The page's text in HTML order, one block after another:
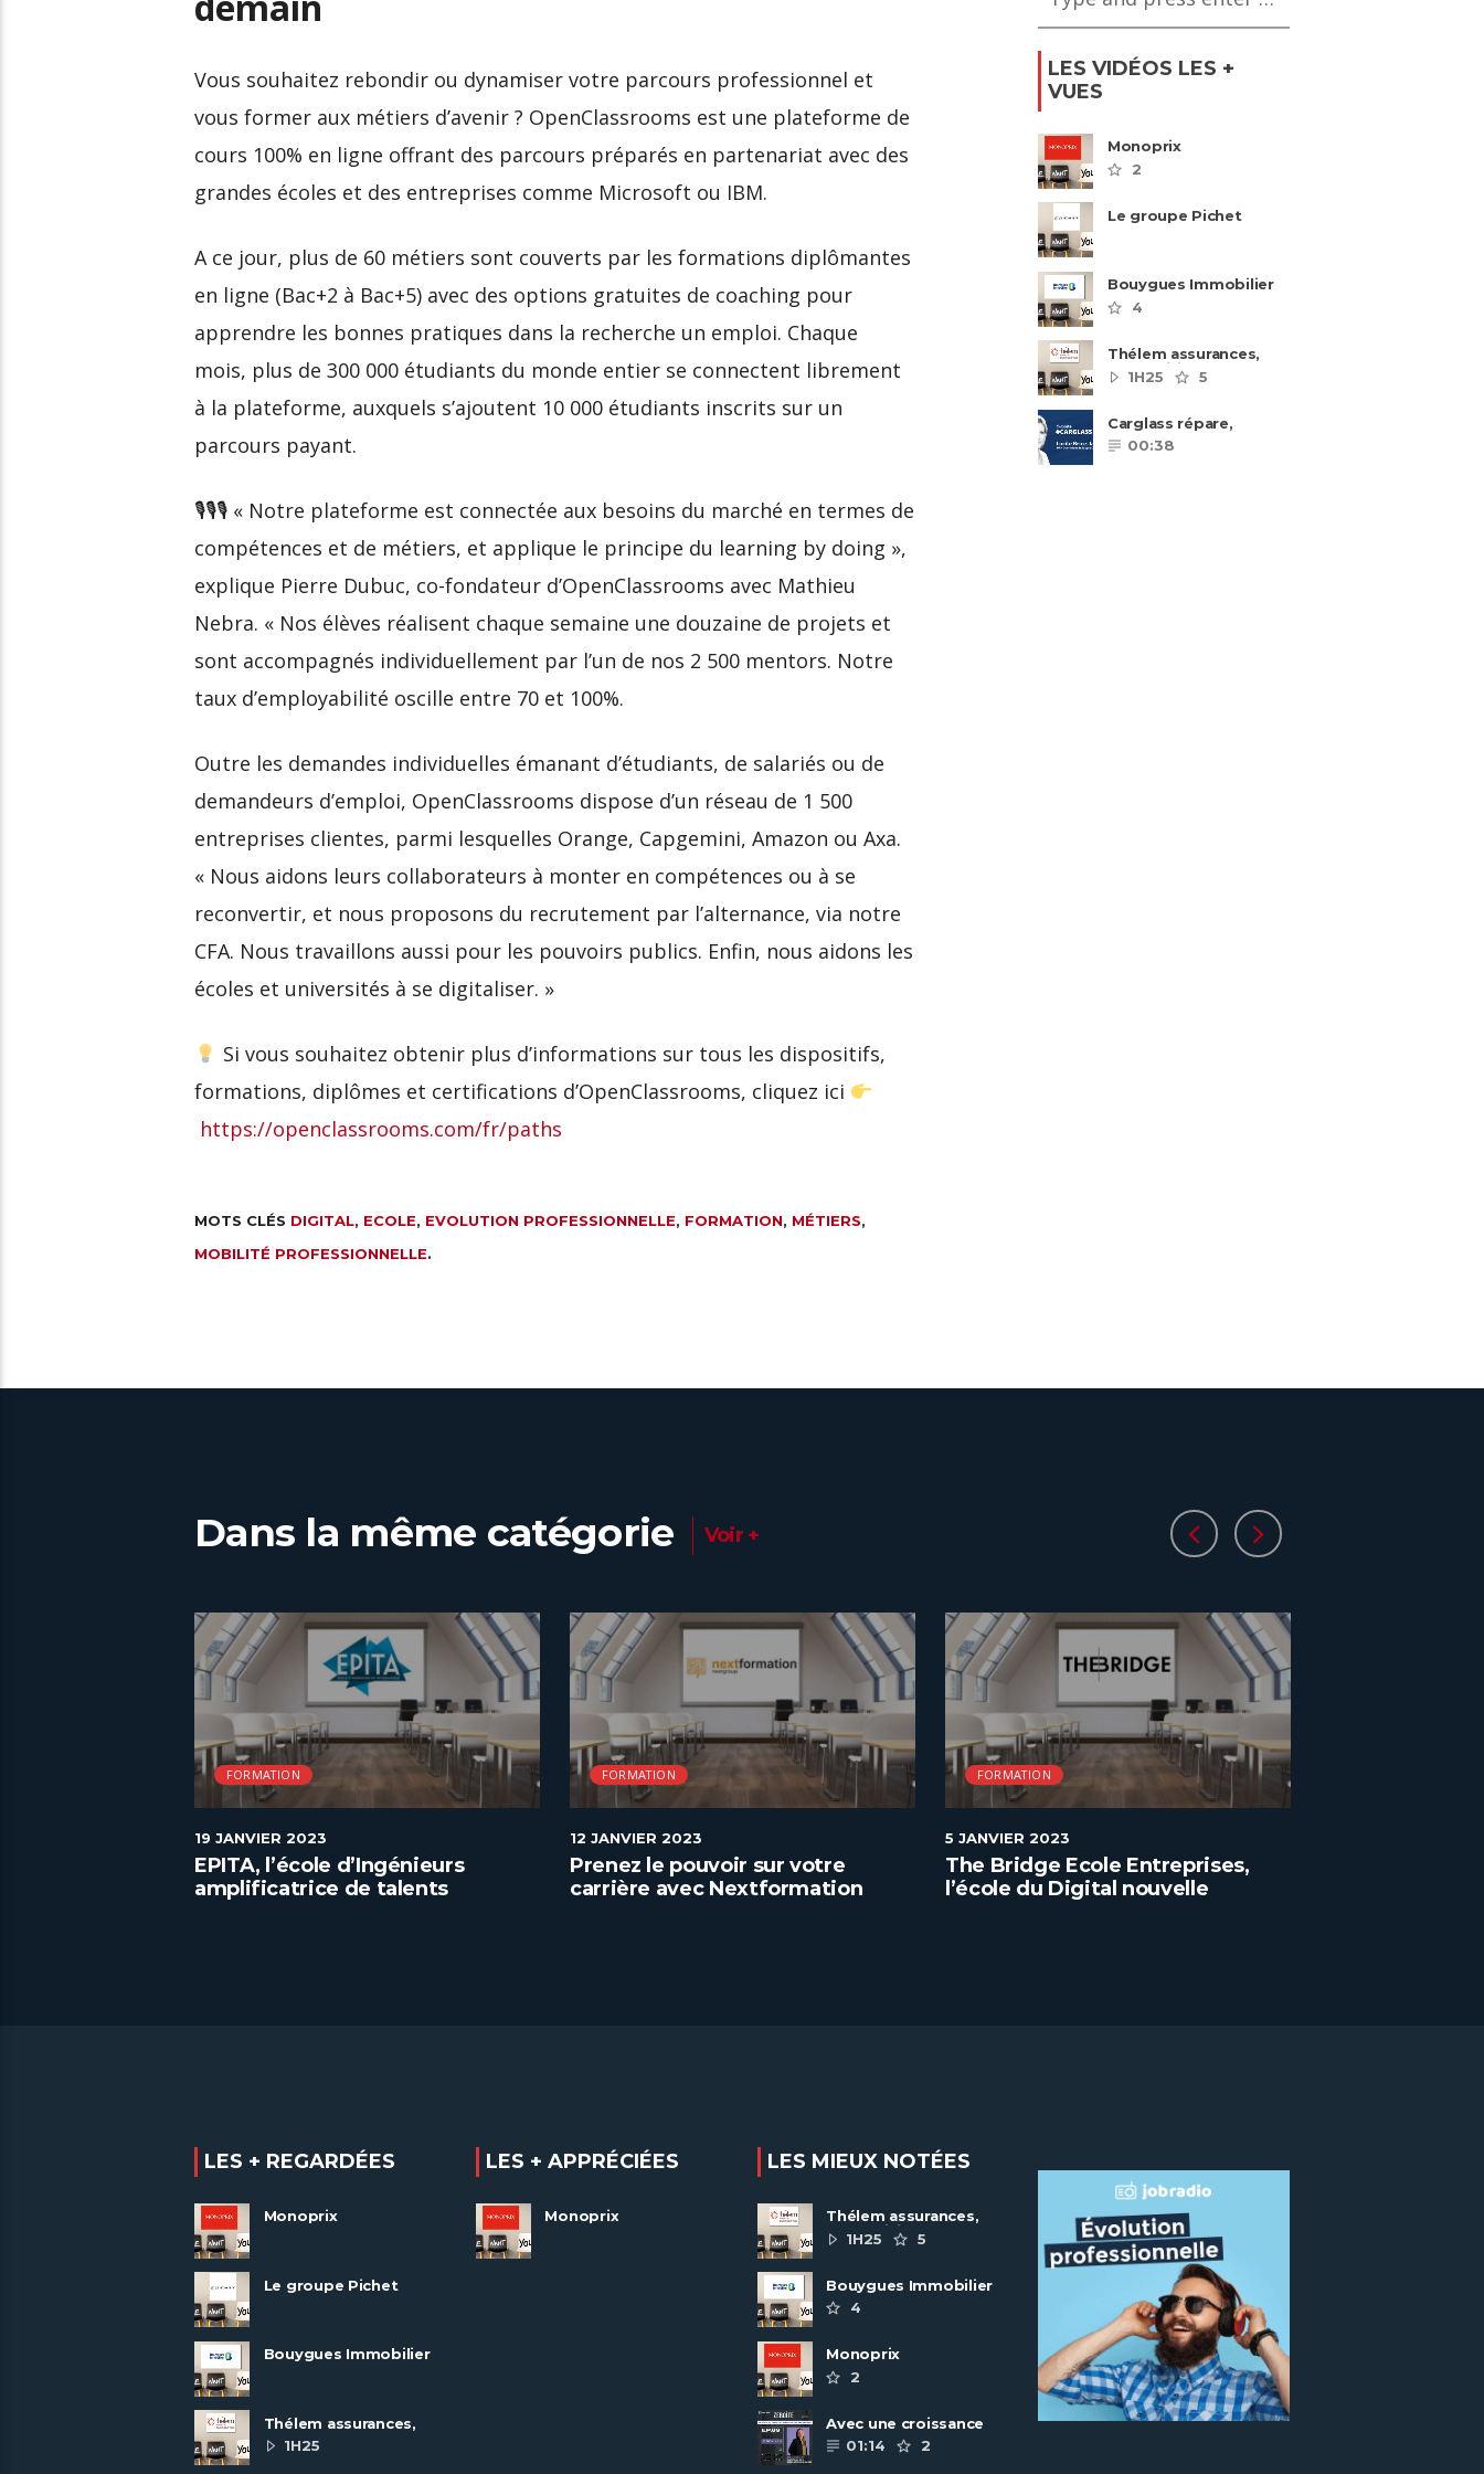
Vous souhaitez rebondir ou dynamiser votre parcours professionnel et
vous former aux métiers d’avenir ? OpenClassrooms est une plateforme de
cours 100% en ligne offrant des parcours préparés en partenariat avec des
grandes écoles et des entreprises comme Microsoft ou IBM.
A ce jour, plus de 60 métiers sont couverts par les formations diplômantes
en ligne (Bac+2 à Bac+5) avec des options gratuites de coaching pour
apprendre les bonnes pratiques dans la recherche un emploi. Chaque
mois, plus de 300 000 étudiants du monde entier se connectent librement
à la plateforme, auxquels s’ajoutent 10 000 étudiants inscrits sur un
parcours payant.
🎙🎙🎙 « Notre plateforme est connectée aux besoins du marché en termes de
compétences et de métiers, et applique le principe du learning by doing »,
explique Pierre Dubuc, co-fondateur d’OpenClassrooms avec Mathieu
Nebra. « Nos élèves réalisent chaque semaine une douzaine de projets et
sont accompagnés individuellement par l’un de nos 2 500 mentors. Notre
taux d’employabilité oscille entre 70 et 100%.
Outre les demandes individuelles émanant d’étudiants, de salariés ou de
demandeurs d’emploi, OpenClassrooms dispose d’un réseau de 1 500
entreprises clientes, parmi lesquelles Orange, Capgemini, Amazon ou Axa.
« Nous aidons leurs collaborateurs à monter en compétences ou à se
reconvertir, et nous proposons du recrutement par l’alternance, via notre
CFA. Nous travaillons aussi pour les pouvoirs publics. Enfin, nous aidons les
écoles et universités à se digitaliser. »
Si vous souhaitez obtenir plus d’informations sur tous les dispositifs,
formations, diplômes et certifications d’OpenClassrooms, cliquez ici
https://openclassrooms.com/fr/paths
MOTS CLÉS DIGITAL, ECOLE, EVOLUTION PROFESSIONNELLE, FORMATION, MÉTIERS,
MOBILITÉ PROFESSIONNELLE.
LES VIDÉOS LES +
VUES
Monoprix
2
Le groupe Pichet
Bouygues Immobilier
recrute autour de 8
pôles métiers
4
Thélem assurances,
une politique RH
ambitieuse
1H25 5
Carglass répare,
Carglass remplace et
Carglass embauche
00:38
Dans la même catégorie Voir +
FORMATION
19 JANVIER 2023
EPITA, l’école d’Ingénieurs
amplificatrice de talents
FORMATION
12 JANVIER 2023
Prenez le pouvoir sur votre
carrière avec Nextformation
FORMATION
5 JANVIER 2023
The Bridge Ecole Entreprises,
l’école du Digital nouvelle
LES + REGARDÉES
Monoprix
Le groupe Pichet
Bouygues Immobilier
Thélem assurances,
une politique RH
ambitieuse
1H25
LES + APPRÉCIÉES
Monoprix
LES MIEUX NOTÉES
Thélem assurances,
une politique RH
ambitieuse
1H25 5
Bouygues Immobilier
recrute autour de 8
pôles métiers
4
Monoprix
2
Avec une croissance
toujours dynamique, le
groupe Scalian
01:14 2